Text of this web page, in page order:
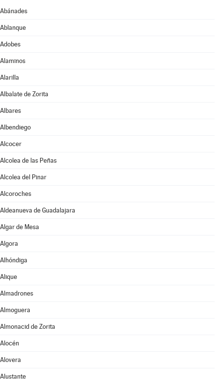
Abánades
Ablanque
Adobes
Alaminos
Alarilla
Albalate de Zorita
Albares
Albendiego
Alcocer
Alcolea de las Peñas
Alcolea del Pinar
Alcoroches
Aldeanueva de Guadalajara
Algar de Mesa
Algora
Alhóndiga
Alique
Almadrones
Almoguera
Almonacid de Zorita
Alocén
Alovera
Alustante